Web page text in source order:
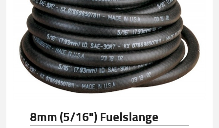
8mm (5/16") Fuelslange